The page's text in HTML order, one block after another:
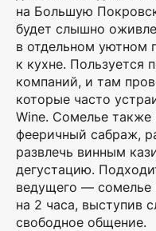
на Большую
будет слышно
в отдельном уютном
к кухне. Пользуется
компаний, и там
которые часто
Wine. Сомелье также
фееричный сабраж,
развлечь винным
дегустацию.
ведущего — сомелье
на 2 часа, выступив
свободное общение.